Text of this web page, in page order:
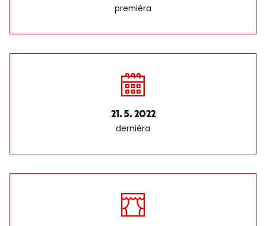
premiéra
21. 5. 2022
derniéra